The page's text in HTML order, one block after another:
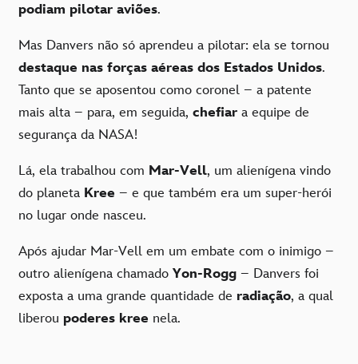
podiam pilotar aviões.
Mas Danvers não só aprendeu a pilotar: ela se tornou
destaque nas forças aéreas dos Estados Unidos.
Tanto que se aposentou como coronel – a patente
mais alta – para, em seguida, chefiar a equipe de
segurança da NASA!
Lá, ela trabalhou com Mar-Vell, um alienígena vindo
do planeta Kree – e que também era um super-herói
no lugar onde nasceu.
Após ajudar Mar-Vell em um embate com o inimigo –
outro alienígena chamado Yon-Rogg – Danvers foi
exposta a uma grande quantidade de radiação, a qual
liberou poderes kree nela.